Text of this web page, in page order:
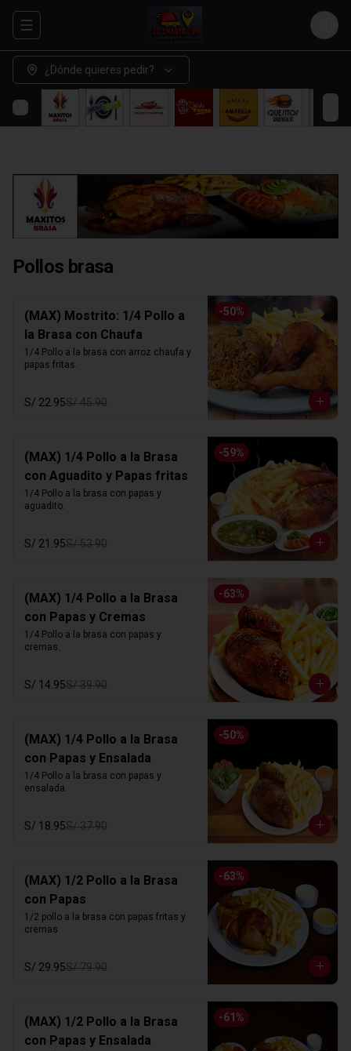
Abrir menu de navegación Login
¿Dónde quieres pedir?
Pollos brasa
-50%
(MAX) Mostrito: 1/4 Pollo a
la Brasa con Chaufa
1/4 Pollo a la brasa con arroz chaufa y
papas fritas.
S/ 22.95S/ 45.90
-59%
(MAX) 1/4 Pollo a la Brasa
con Aguadito y Papas fritas
1/4 Pollo a la brasa con papas y
aguadito.
S/ 21.95S/ 53.90
-63%
(MAX) 1/4 Pollo a la Brasa
con Papas y Cremas
1/4 Pollo a la brasa con papas y
cremas.
S/ 14.95S/ 39.90
-50%
(MAX) 1/4 Pollo a la Brasa
con Papas y Ensalada
1/4 Pollo a la brasa con papas y
ensalada.
S/ 18.95S/ 37.90
-63%
(MAX) 1/2 Pollo a la Brasa
con Papas
1/2 pollo a la brasa con papas fritas y
cremas
S/ 29.95S/ 79.90
-61 %
(MAX) 1/2 Pollo a la Brasa
con Papas y Ensalada